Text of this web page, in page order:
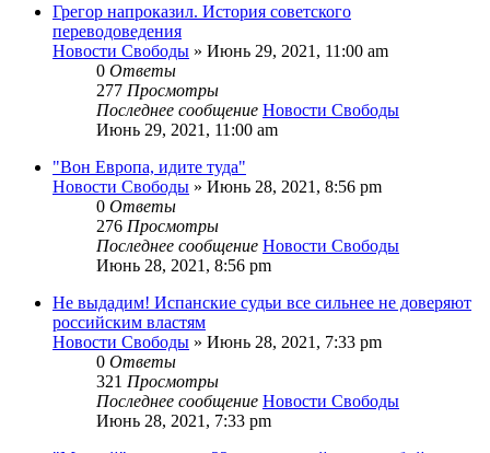
Грегор напроказил. История советского
переводоведения
Новости Свободы » Июнь 29, 2021, 11:00 am
0 Ответы
277 Просмотры
Последнее сообщение Новости Свободы
Июнь 29, 2021, 11:00 am
"Вон Европа, идите туда"
Новости Свободы » Июнь 28, 2021, 8:56 pm
0 Ответы
276 Просмотры
Последнее сообщение Новости Свободы
Июнь 28, 2021, 8:56 pm
Не выдадим! Испанские судьи все сильнее не доверяют
российским властям
Новости Свободы » Июнь 28, 2021, 7:33 pm
0 Ответы
321 Просмотры
Последнее сообщение Новости Свободы
Июнь 28, 2021, 7:33 pm